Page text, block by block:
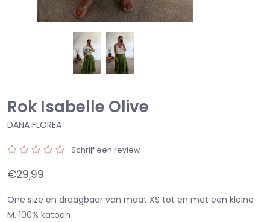
Rok Isabelle Olive
DANA FLOREA
Schrijf een review
€29,99
One size en draagbaar van maat XS tot en met een kleine
M. 100% katoen